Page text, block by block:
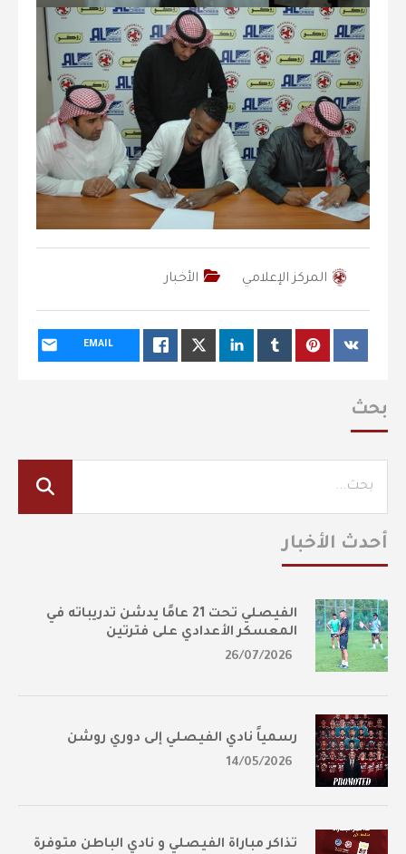
المركز الإعلامي الأخبار
EMAIL
بحث
أحدث الأخبار
الفيصلي تحت 21 عامًا يدشن تدريباته في
المعسكر الأعدادي على فترتين
26/07/2026
رسمياً نادي الفيصلي إلى دوري روشن
14/05/2026
تذاكر مباراة الفيصلي و نادي الباطن متوفرة